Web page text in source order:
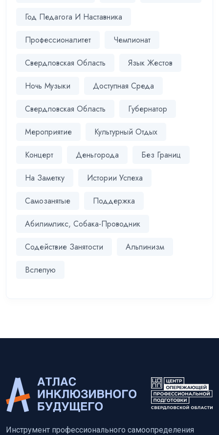
Год Педагога И Наставника
Профессионалитет Чемпионат
Свердловская Область Язык Жестов
Ночь Музыки Доступная Среда
Свердловская Область Губернатор
Мероприятие Культурный Отдых
Концерт Деньгорода Без Границ
На Заметку Истории Успеха
Самозанятые Поддержка
Абилимпикс, Собака-Проводник
Содействие Занятости Альпинизм
Вслепую
Инструмент профессионального самоопределения